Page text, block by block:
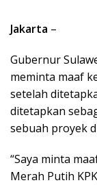
Jakarta –
Gubernur
meminta maaf
setelah
ditetapkan
sebuah proyek
“Saya minta
Merah Putih